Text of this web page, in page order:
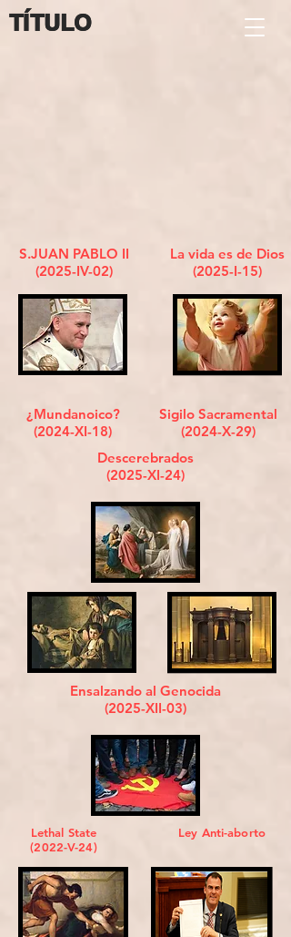
TÍTULO
TÍTULO
S.JUAN PABLO II
(2025-IV-02)
La vida es de Dios
(2025-I-15)
¿Mundanoico?
(2024-XI-18)
Sigilo Sacramental
(2024-X-29)
Descerebrados
(2025-XI-24)
Ensalzando al Genocida
(2025-XII-03)
Lethal State
(2022-V-24)
Ley Anti-aborto